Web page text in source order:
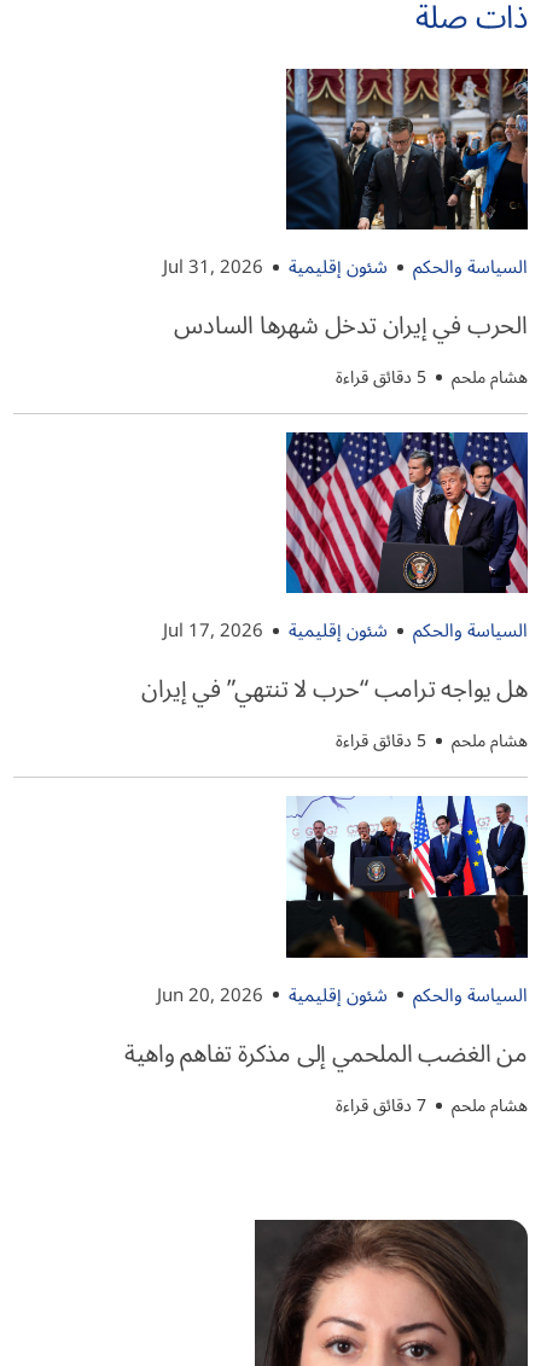
ذات صلة
السياسة والحكم شئون إقليمية Jul 31, 2026
الحرب في إيران تدخل شهرها السادس
هشام ملحم 5 دقائق قراءة
السياسة والحكم شئون إقليمية Jul 17, 2026
هل يواجه ترامب “حرب لا تنتهي” في إيران
هشام ملحم 5 دقائق قراءة
السياسة والحكم شئون إقليمية Jun 20, 2026
من الغضب الملحمي إلى مذكرة تفاهم واهية
هشام ملحم 7 دقائق قراءة